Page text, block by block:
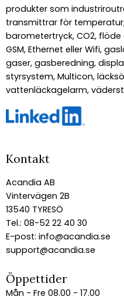
produkter som
transmittrar för
barometertryck, CO2,
GSM, Ethernet eller Wifi,
gaser, gasberedning,
styrsystem, Multicon,
vattenläckagelarm,
Kontakt
Acandia AB
Vintervägen 2B
13540 TYRESÖ
Tel.: 08-52 22 40 30
E-post: info@acandia.se
support@acandia.se
Öppettider
Mån - Fre 08.00 - 17.00